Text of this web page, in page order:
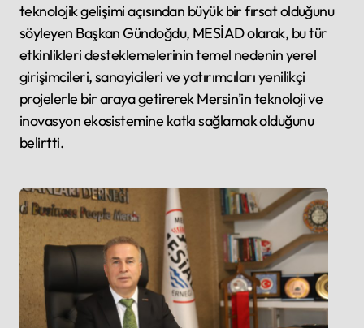
teknolojik gelişimi açısından büyük bir fırsat olduğunu
söyleyen Başkan Gündoğdu, MESİAD olarak, bu tür
etkinlikleri desteklemelerinin temel nedenin yerel
girişimcileri, sanayicileri ve yatırımcıları yenilikçi
projelerle bir araya getirerek Mersin’in teknoloji ve
inovasyon ekosistemine katkı sağlamak olduğunu
belirtti.